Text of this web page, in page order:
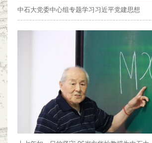
中石大党委中心组专题学习习近平党建思想